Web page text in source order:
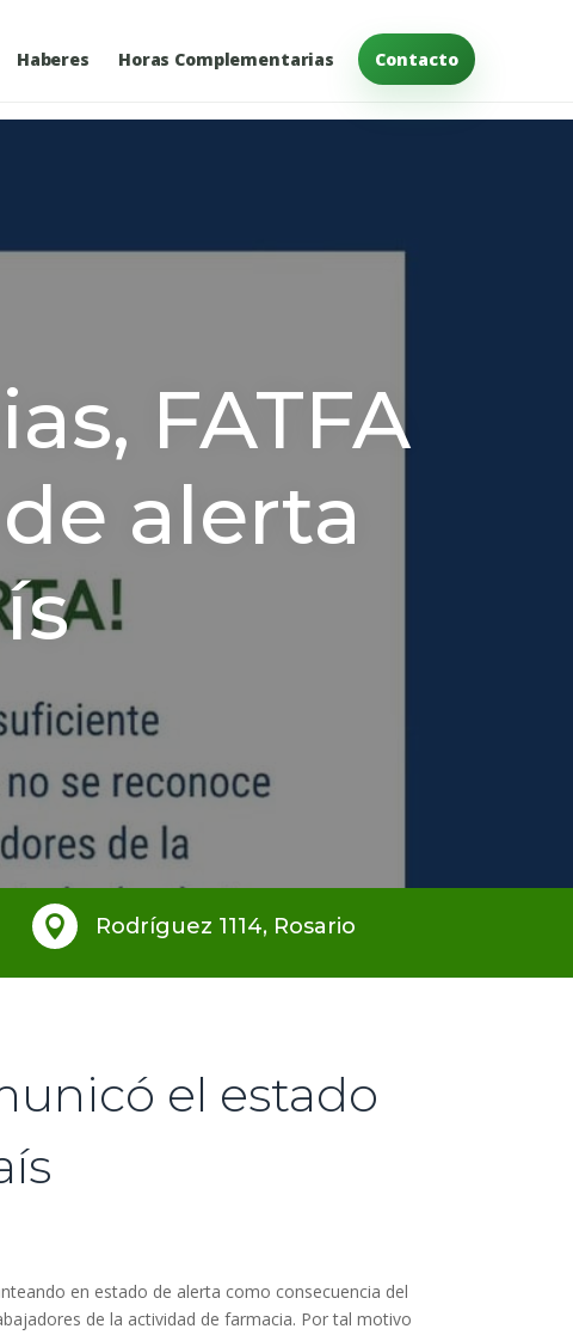
Haberes Horas Complementarias Contacto
FATFA
alerta
 Rodríguez 1114, Rosario
el estado
en estado de alerta como consecuencia del
de la actividad de farmacia. Por tal motivo